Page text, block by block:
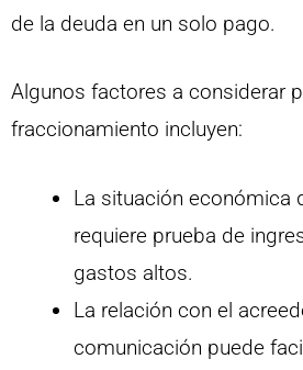
de la deuda en un solo pago.
Algunos factores a considerar
fraccionamiento incluyen:
La situación económica
requiere prueba de
gastos altos.
La relación con el
comunicación puede